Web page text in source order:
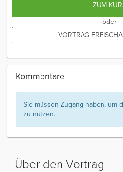
ZUM
oder
VORTRAG
Kommentare
Sie müssen Zugang haben, um
zu nutzen.
Über den Vortrag